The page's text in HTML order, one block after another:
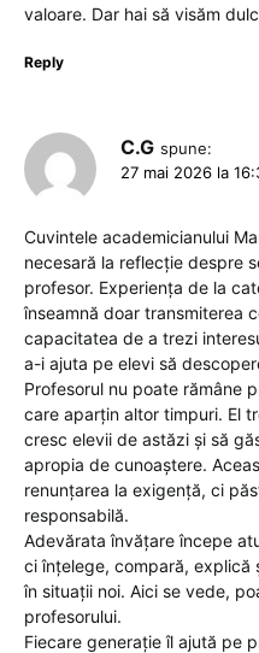
valoare. Dar hai să visăm
Reply
C.G spune:
27 mai 2026 la
Cuvintele academicianului
necesară la reflecție despre
profesor. Experiența de la
înseamnă doar transmiterea
capacitatea de a trezi
a-i ajuta pe elevi să
Profesorul nu poate rămâne
care aparțin altor timpuri. El
cresc elevii de astăzi și să
apropia de cunoaștere.
renunțarea la exigență, ci
responsabilă.
Adevărata învățare începe
ci înțelege, compară, explică
în situații noi. Aici se vede,
profesorului.
Fiecare generație îl ajută pe